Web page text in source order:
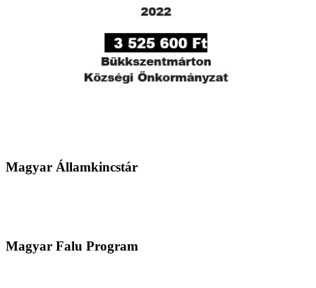
Magyar Államkincstár
Magyar Falu Program